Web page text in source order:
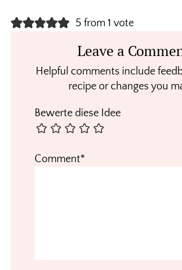
Reader
Interactions
5 from 1 vote
Leave a
Helpful comments include
recipe or changes you
Bewerte diese Idee
Comment*